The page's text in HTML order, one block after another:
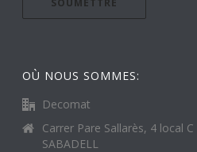
OÙ NOUS SOMMES:
Decomat
Carrer Pare Sallarès, 4 local C
SABADELL